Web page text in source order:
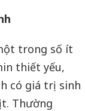
trong số ít
thiết yếu,
có giá trị sinh
Thường